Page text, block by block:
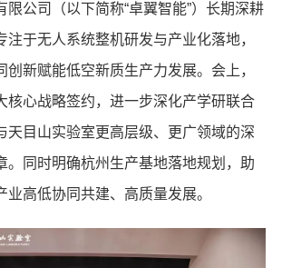
限公司（以下简称“卓翼智能”）长期深耕
注于无人系统整机研发与产业化落地，
创新赋能低空新质生产力发展。会上，
核心战略签约，进一步深化产学研联合
天目山实验室更高层级、更广领域的深
。同时明确杭州生产基地落地规划，助
业高低协同共建、高质量发展。